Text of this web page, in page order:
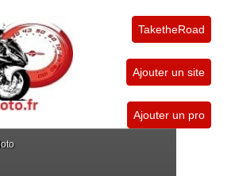
TaketheRoad
Ajouter un site
Ajouter un pro